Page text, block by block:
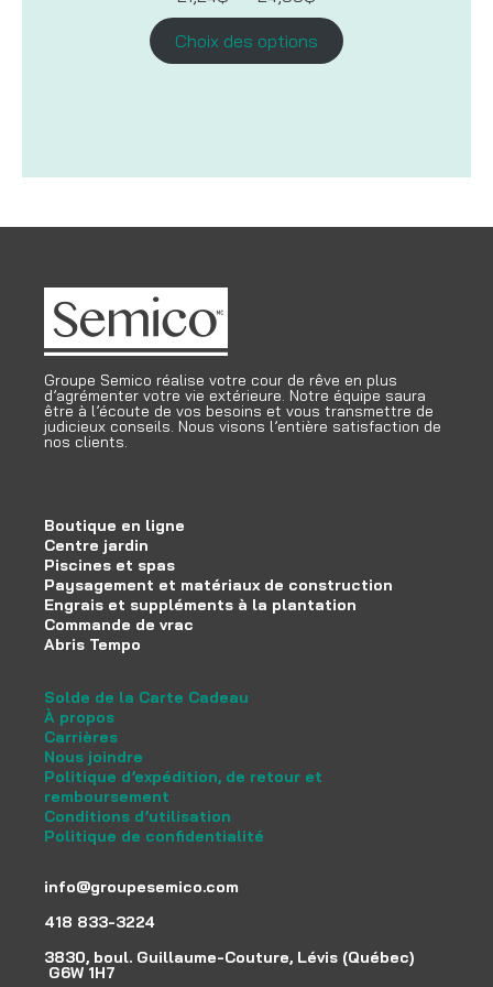
de
prix :
21,24$
à
Choix des options
Groupe Semico réalise votre cour de rêve en plus
d’agrémenter votre vie extérieure. Notre équipe saura
être à l’écoute de vos besoins et vous transmettre de
judicieux conseils. Nous visons l’entière satisfaction de
nos clients.
Boutique en ligne
Centre jardin
Piscines et spas
Paysagement et matériaux de construction
Engrais et suppléments à la plantation
Commande de vrac
Abris Tempo
Solde de la Carte Cadeau
À propos
Carrières
Nous joindre
Politique d’expédition, de retour et
remboursement
Conditions d’utilisation
Politique de confidentialité
info@groupesemico.com
418 833-3224
3830, boul. Guillaume-Couture, Lévis (Québec)
G6W 1H7